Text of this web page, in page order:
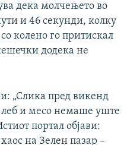
дека молчењето во
и 46 секунди, колку
колено го притискал
додека не
„Слика пред викенд
и месо немаше уште
портал објави:
на Зелен пазар –